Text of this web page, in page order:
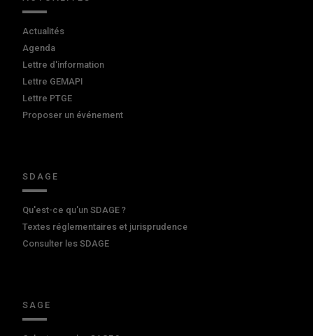
Actualités
Agenda
Lettre d'information
Lettre GEMAPI
Lettre PTGE
Proposer un événement
SDAGE
Qu'est-ce qu'un SDAGE ?
Textes réglementaires et jurisprudence
Consulter les SDAGE
SAGE